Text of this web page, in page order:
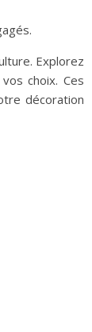
Explorez
choix. Ces
décoration